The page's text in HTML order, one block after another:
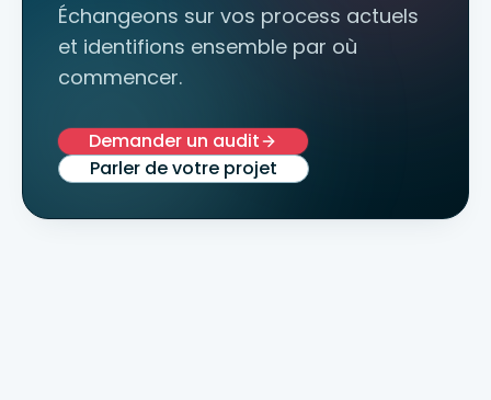
Échangeons sur vos process actuels
et identifions ensemble par où
commencer.
Demander un audit
Parler de votre projet